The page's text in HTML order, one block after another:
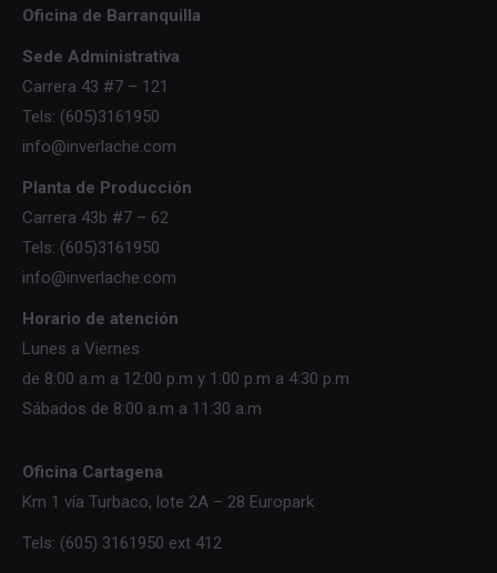
Oficina de Barranquilla
Sede Administrativa
Carrera 43 #7 – 121
Tels: (605)3161950
info@inverlache.com
Planta de Producción
Carrera 43b #7 – 62
Tels: (605)3161950
info@inverlache.com
Horario de atención
Lunes a Viernes
de 8:00 a.m a 12:00 p.m y 1:00 p.m a 4:30 p.m
Sábados de 8:00 a.m a 11:30 a.m
Oficina Cartagena
Km 1 vía Turbaco, lote 2A – 28 Europark
Tels: (605) 3161950 ext 412